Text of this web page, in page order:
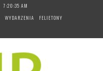
7:20:36 AM
WYDARZENIA FELIETONY